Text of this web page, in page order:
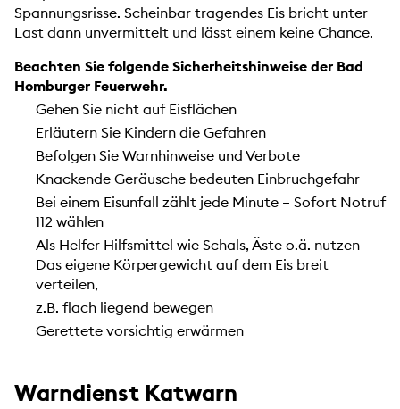
Spannungsrisse. Scheinbar tragendes Eis bricht unter
Last dann unvermittelt und lässt einem keine Chance.
Beachten Sie folgende Sicherheitshinweise der Bad
Homburger Feuerwehr.
Gehen Sie nicht auf Eisflächen
Erläutern Sie Kindern die Gefahren
Befolgen Sie Warnhinweise und Verbote
Knackende Geräusche bedeuten Einbruchgefahr
Bei einem Eisunfall zählt jede Minute – Sofort Notruf
112 wählen
Als Helfer Hilfsmittel wie Schals, Äste o.ä. nutzen –
Das eigene Körpergewicht auf dem Eis breit
verteilen,
z.B. flach liegend bewegen
Gerettete vorsichtig erwärmen
Warndienst Katwarn